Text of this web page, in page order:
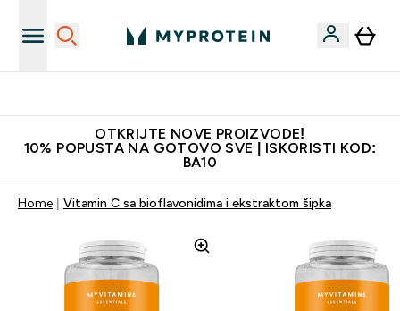
OTKRIJTE NOVE PROIZVODE!
10% POPUSTA NA GOTOVO SVE | ISKORISTI KOD:
BA10
Home Vitamin C sa bioflavonidima i ekstraktom šipka